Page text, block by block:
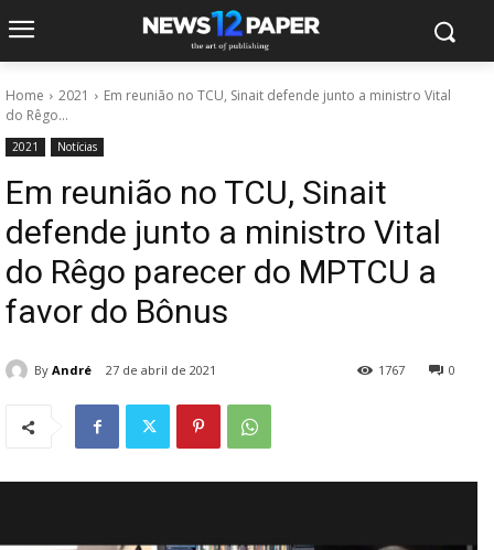
Home 2021
Em reunião no TCU, Sinait defende junto a ministro Vital
do Rêgo...
2021 Notícias
Em reunião no TCU, Sinait
defende junto a ministro Vital
do Rêgo parecer do MPTCU a
favor do Bônus
By André 27 de abril de 2021 0
1767